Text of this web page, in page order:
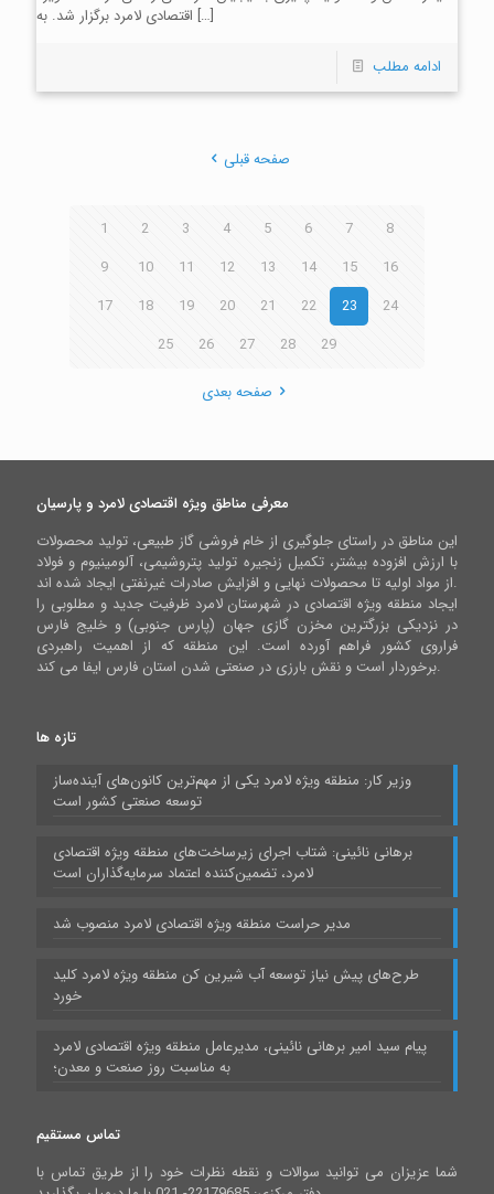
اقتصادی لامرد برگزار شد. به […]
ادامه مطلب
صفحه قبلی
1 2 3 4 5 6 7
8
9
10 11 12 13 14 15
16
17
18 19 20 21 22 23
24
25
26 27 28 29
صفحه بعدی
معرفی مناطق ویژه اقتصادی لامرد و پارسیان
این مناطق در راستای جلوگیری از خام فروشی گاز طبیعی، تولید محصولات
با ارزش افزوده بیشتر، تکمیل زنجیره تولید پتروشیمی، آلومینیوم و فولاد
از مواد اولیه تا محصولات نهایی و افزایش صادرات غیرنفتی ایجاد شده اند.
ایجاد منطقه ویژه اقتصادی در شهرستان لامرد ظرفیت جدید و مطلوبی را
در نزدیکی بزرگترین مخزن گازی جهان (پارس جنوبی) و خلیج فارس
فراروی کشور فراهم آورده است. این منطقه که از اهمیت راهبردی
برخوردار است و نقش بارزی در صنعتی شدن استان فارس ایفا می کند.
تازه ها
وزیر کار: منطقه ویژه لامرد یکی از مهم‌ترین کانون‌های آینده‌ساز
توسعه صنعتی کشور است
برهانی نائینی: شتاب اجرای زیرساخت‌های منطقه ویژه اقتصادی
لامرد، تضمین‌کننده اعتماد سرمایه‌گذاران است
مدیر حراست منطقه ویژه اقتصادی لامرد منصوب شد
طرح‌های پیش نیاز توسعه آب شیرین کن منطقه ویژه لامرد کلید
خورد
پیام سید امیر برهانی نائینی، مدیرعامل منطقه ویژه اقتصادی لامرد
به مناسبت روز صنعت و معدن؛
تماس مستقیم
شما عزیزان می توانید سوالات و نقطه نظرات خود را از طریق تماس با